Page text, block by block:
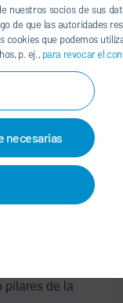
nuestros socios de sus
de que las autoridades
cookies que podemos
p. ej.,para revocar el
necesarias
y
que ahorra
de vida para la
de software
pilares de la